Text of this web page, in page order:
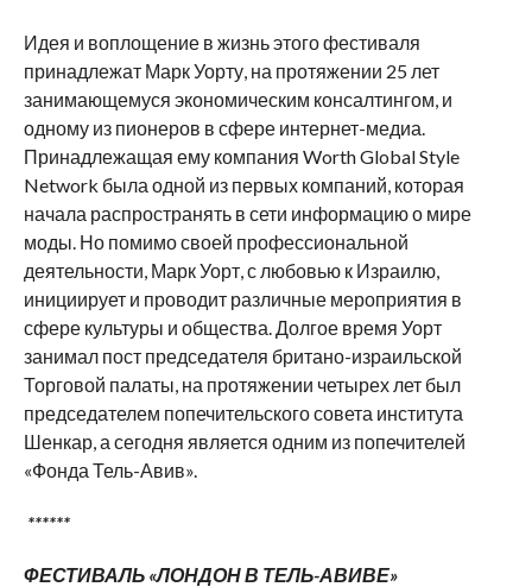
Идея и воплощение в жизнь этого фестиваля
принадлежат Марк Уорту, на протяжении 25 лет
занимающемуся экономическим консалтингом, и
одному из пионеров в сфере интернет-медиа.
Принадлежащая ему компания Worth Global Style
Network была одной из первых компаний, которая
начала распространять в сети информацию о мире
моды. Но помимо своей профессиональной
деятельности, Марк Уорт, с любовью к Израилю,
инициирует и проводит различные мероприятия в
сфере культуры и общества. Долгое время Уорт
занимал пост председателя британо-израильской
Торговой палаты, на протяжении четырех лет был
председателем попечительского совета института
Шенкар, а сегодня является одним из попечителей
«Фонда Тель-Авив».
******
ФЕСТИВАЛЬ «ЛОНДОН В ТЕЛЬ-АВИВЕ»